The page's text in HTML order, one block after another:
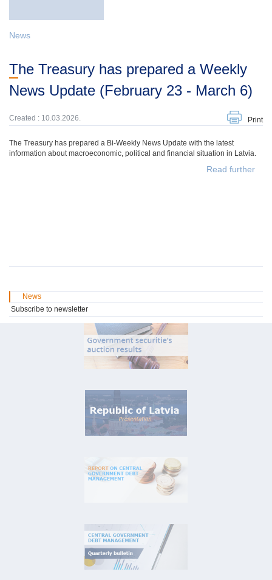
News
The Treasury has prepared a Weekly
News Update (February 23 - March 6)
Created : 10.03.2026. Print
The Treasury has prepared a Bi-Weekly News Update with the latest
information about macroeconomic, political and financial situation in Latvia.
Read further
News
Subscribe to newsletter